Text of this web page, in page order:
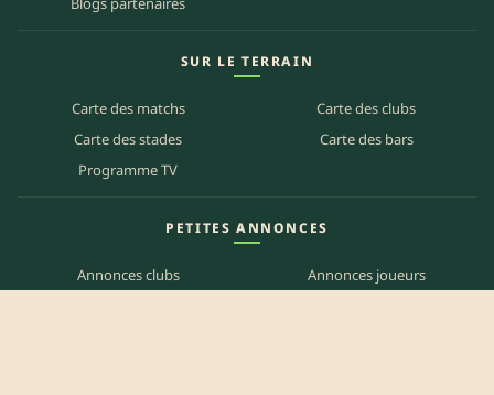
SUR LE TERRAIN
Carte des matchs
Carte des clubs
Carte des stades
Carte des bars
Programme TV
PETITES ANNONCES
Annonces clubs
Annonces joueurs